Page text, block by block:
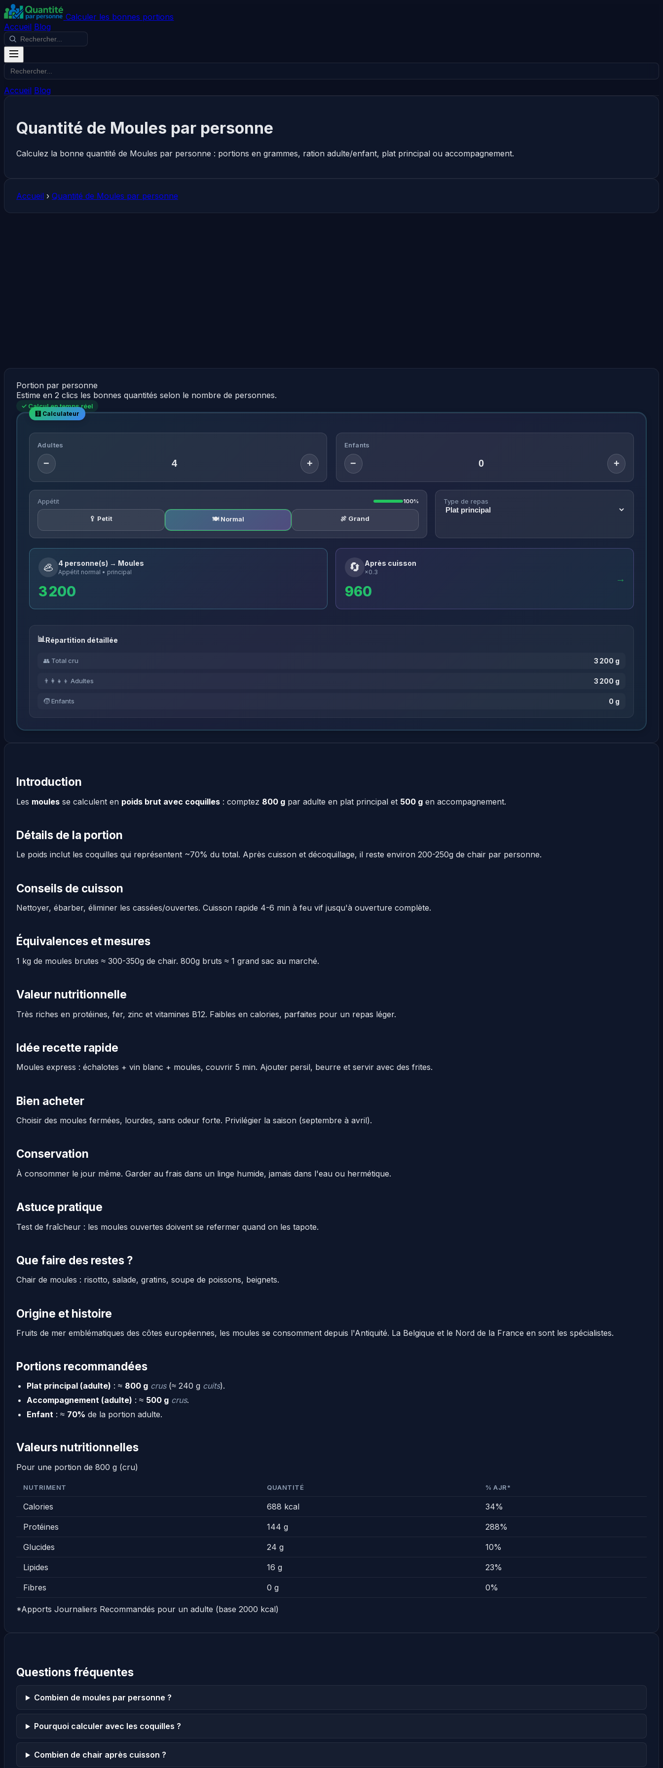
Calculer les bonnes portions
Accueil Blog
Accueil Blog
Quantité de Moules par personne
Calculez la bonne quantité de Moules par personne : portions en grammes, ration adulte/enfant, plat principal ou accompagnement.
Accueil › Quantité de Moules par personne
Portion par personne
Estime en 2 clics les bonnes quantités selon le nombre de personnes.
✓ Calcul en temps réel
Adultes
− +
Enfants
− +
Appétit 100%
🥄 Petit 🍽️ Normal 🍖 Grand
Type de repas
🦪 4 personne(s) → Moules
Appétit normal • principal
3 200
🔄 Après cuisson
×0.3
960
→
Répartition détaillée
👥 Total cru 3 200 g
👨‍👩‍👧‍👦 Adultes 3 200 g
🧒 Enfants 0 g
Introduction
Les moules se calculent en poids brut avec coquilles : comptez 800 g par adulte en plat principal et 500 g en accompagnement.
Détails de la portion
Le poids inclut les coquilles qui représentent ~70% du total. Après cuisson et décoquillage, il reste environ 200-250g de chair par personne.
Conseils de cuisson
Nettoyer, ébarber, éliminer les cassées/ouvertes. Cuisson rapide 4-6 min à feu vif jusqu'à ouverture complète.
Équivalences et mesures
1 kg de moules brutes ≈ 300-350g de chair. 800g bruts ≈ 1 grand sac au marché.
Valeur nutritionnelle
Très riches en protéines, fer, zinc et vitamines B12. Faibles en calories, parfaites pour un repas léger.
Idée recette rapide
Moules express : échalotes + vin blanc + moules, couvrir 5 min. Ajouter persil, beurre et servir avec des frites.
Bien acheter
Choisir des moules fermées, lourdes, sans odeur forte. Privilégier la saison (septembre à avril).
Conservation
À consommer le jour même. Garder au frais dans un linge humide, jamais dans l'eau ou hermétique.
Astuce pratique
Test de fraîcheur : les moules ouvertes doivent se refermer quand on les tapote.
Que faire des restes ?
Chair de moules : risotto, salade, gratins, soupe de poissons, beignets.
Origine et histoire
Fruits de mer emblématiques des côtes européennes, les moules se consomment depuis l'Antiquité. La Belgique et le Nord de la France en sont les spécialistes.
Portions recommandées
Plat principal (adulte) : ≈ 800 g crus(≈ 240 g cuits).
Accompagnement (adulte) : ≈ 500 g crus.
Enfant : ≈ 70% de la portion adulte.
Valeurs nutritionnelles
Pour une portion de 800 g (cru)
NUTRIMENT QUANTITÉ % AJR*
Calories 688 kcal 34%
Protéines 144 g 288%
Glucides 24 g 10%
Lipides 16 g 23%
Fibres 0 g 0%
*Apports Journaliers Recommandés pour un adulte (base 2000 kcal)
Questions fréquentes
Combien de moules par personne ?
Pourquoi calculer avec les coquilles ?
Combien de chair après cuisson ?